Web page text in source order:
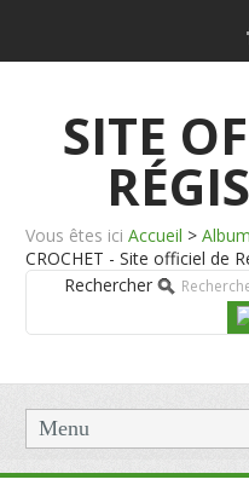
SITE
Vous êtes ici Accueil > Album
CROCHET - Site officiel de
Rechercher
Menu